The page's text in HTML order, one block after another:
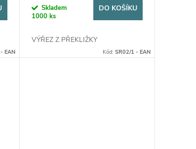
EAN
Skladem
1000 ks
DO KOŠÍKU
VÝŘEZ Z PŘEKLIŽKY
Kód: SR02/1 - EAN